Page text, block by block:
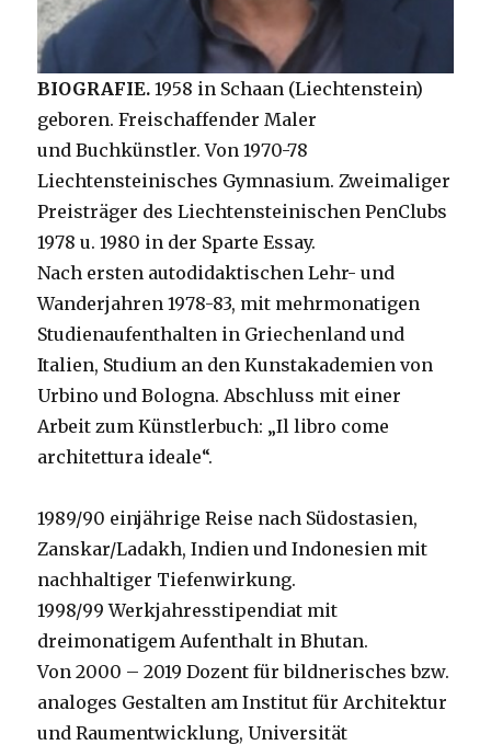
BIOGRAFIE. 1958 in Schaan (Liechtenstein)
geboren. Freischaffender Maler
und Buchkünstler. Von 1970-78
Liechtensteinisches Gymnasium. Zweimaliger
Preisträger des Liechtensteinischen PenClubs
1978 u. 1980 in der Sparte Essay.
Nach ersten autodidaktischen Lehr- und
Wanderjahren 1978-83, mit mehrmonatigen
Studienaufenthalten in Griechenland und
Italien, Studium an den Kunstakademien von
Urbino und Bologna. Abschluss mit einer
Arbeit zum Künstlerbuch: „Il libro come
architettura ideale“.
1989/90 einjährige Reise nach Südostasien,
Zanskar/Ladakh, Indien und Indonesien mit
nachhaltiger Tiefenwirkung.
1998/99 Werkjahresstipendiat mit
dreimonatigem Aufenthalt in Bhutan.
Von 2000 – 2019 Dozent für bildnerisches bzw.
analoges Gestalten am Institut für Architektur
und Raumentwicklung, Universität